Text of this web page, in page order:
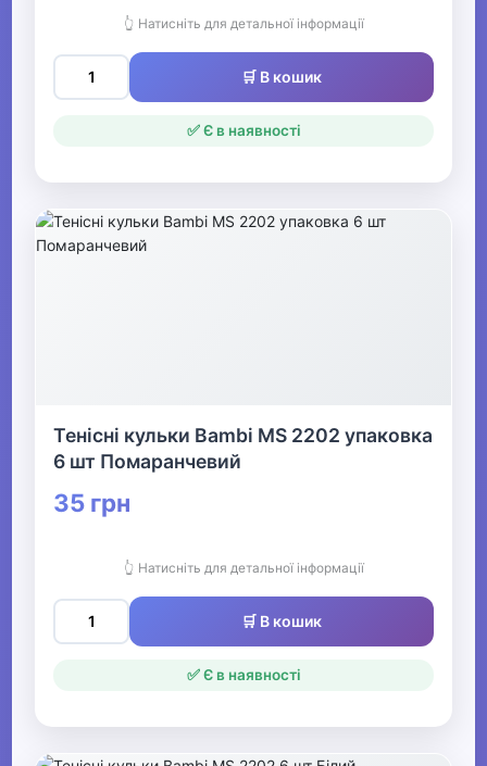
👆 Натисніть для детальної інформації
🛒 В кошик
✅ Є в наявності
Тенісні кульки Bambi MS 2202 упаковка
6 шт Помаранчевий
35 грн
👆 Натисніть для детальної інформації
🛒 В кошик
✅ Є в наявності